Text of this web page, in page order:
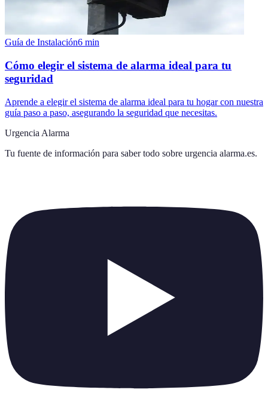
Guía de Instalación6 min
Cómo elegir el sistema de alarma ideal para tu
seguridad
Aprende a elegir el sistema de alarma ideal para tu hogar con nuestra
guía paso a paso, asegurando la seguridad que necesitas.
Urgencia Alarma
Tu fuente de información para saber todo sobre urgencia alarma.es.